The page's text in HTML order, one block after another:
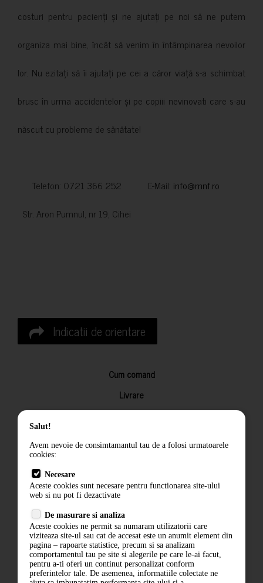
costuri pentru pacienți și ne ajutați pe noi să ne putem
organiza mai bine, încât să venim în întâmpinarea nevoilor
lor. Nu ezitați să îi ajutați pe cei a căror viață s-a schimbat
brusc în urma accidentelor și pe copiii nevinovati care s-au
născut cu probleme de sănătate!
Telefon: 0721 366 252 E-Mail: info@mnf.ro
Str. Aron Pumnul, nr 19, Cihei
Indicatii de orientare
Cum comand
Livrare
Returnarea produselor
Termeni si conditii
Politica de confidentialitate
ANPC
Salut!
Avem nevoie de consimtamantul tau de a folosi urmatoarele
cookies:
Necesare
Aceste cookies sunt necesare pentru functionarea site-ului
web si nu pot fi dezactivate
De masurare si analiza
Aceste cookies ne permit sa numaram utilizatorii care
viziteaza site-ul sau cat de accesat este un anumit element din
pagina – rapoarte statistice, precum si sa analizam
comportamentul tau pe site si alegerile pe care le-ai facut,
pentru a-ti oferi un continut personalizat conform
preferintelor tale. De asemenea, informatiile colectate ne